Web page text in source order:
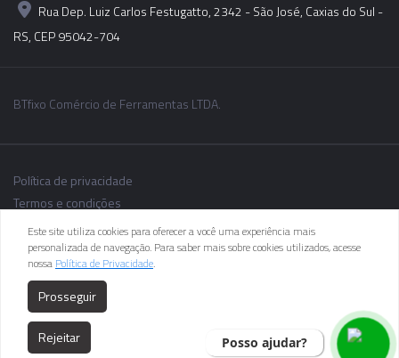
Rua Dep. Luiz Carlos Festugatto, 2342 - São José, Caxias do Sul -
RS, CEP 95042-704
BTfixo Comércio de Ferramentas LTDA.
Política de privacidade
Termos e condições
As informações dos produtos podem sofrer alterações sem aviso
prévio.
Posso ajudar?
Este site utiliza cookies para oferecer a você uma experiência mais
personalizada de navegação. Para saber mais sobre cookies utilizados, acesse
nossa Política de Privacidade.
Prosseguir
Rejeitar